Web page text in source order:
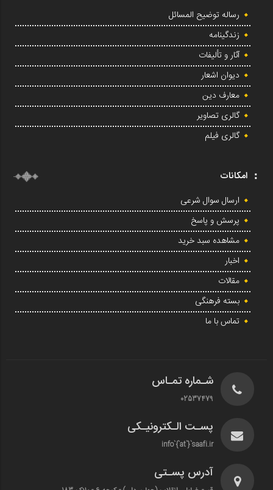
رساله توضیح المسائل
زندگینامه
آثار و تألیفات
دیوان اشعار
معارف دین
گالری تصاویر
گالری فیلم
امکانات
ارسال سوال شرعی
پرسش و پاسخ
مشاهده سبد خرید
اخبار
مقالات
بسته فرهنگی
تماس با ما
شـماره تمـاس
02537479
پسـت الـکترونیـکی
info`{`at`}`saafi.ir
آدرس پسـتی